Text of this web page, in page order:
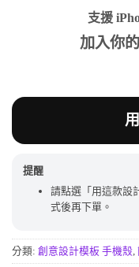
支援
加入你
提醒
請點選「用這款設
式後再下單。
分類: 創意設計模板 手機殼